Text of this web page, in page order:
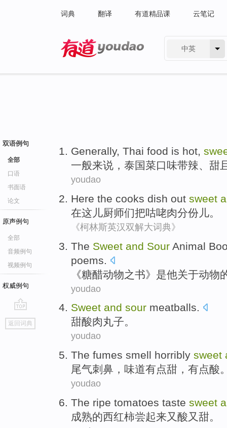
词典 翻译 有道精品课 云笔记
中英
双语例句
全部
口语
书面语
论文
原声例句
全部
音频例句
视频例句
权威例句
go
top
返回词典
Generally, Thai food is hot,
一般来说 ， 泰国菜口味带辣、 甜
youdao
Here the cooks dish out sweet
在这儿厨师们把咕咾肉分份儿。
《柯林斯英汉双解大词典》
The Sweet and Sour Animal
poems
《糖醋动物之书》 是他关于动物
youdao
Sweet and sour meatballs.
甜酸肉丸子。
youdao
The fumes smell horribly sweet
尾气刺鼻，味道有点甜 ，有点酸
youdao
The ripe tomatoes taste sweet
成熟的西红柿尝起来又 酸又 甜。